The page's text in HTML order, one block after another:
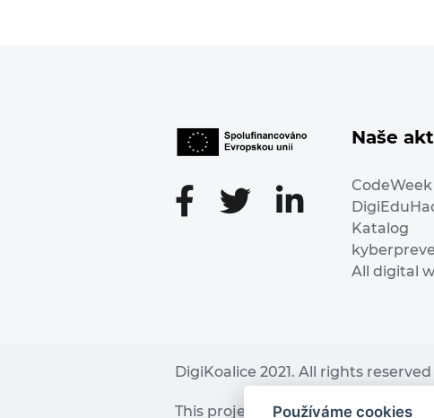
Naše
CodeWeek
Katalog
All digital
DigiKoalice 2021. All rights reserved
This project has received funding
Používáme cookies